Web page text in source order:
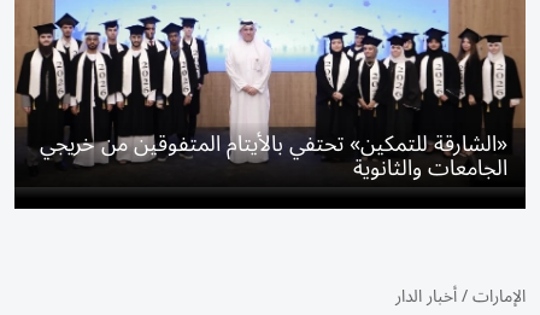
«الشارقة للتمكين» تحتفي بالأيتام المتفوقين من خريجي
الجامعات والثانوية
الإمارات/أخبار الدار